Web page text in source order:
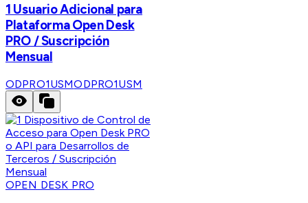
1 Usuario Adicional para
Plataforma Open Desk
PRO / Suscripción
Mensual
ODPRO1USMODPRO1USM
OPEN DESK PRO